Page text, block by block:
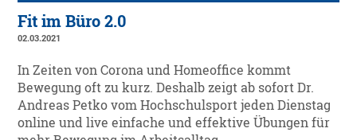
Fit im Büro 2.0
02.03.2021
In Zeiten von Corona und Homeoffice kommt
Bewegung oft zu kurz. Deshalb zeigt ab sofort Dr.
Andreas Petko vom Hochschulsport jeden Dienstag
online und live einfache und effektive Übungen für